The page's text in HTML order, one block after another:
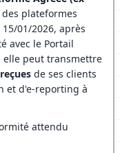
plateformes
01/2026, après
avec le Portail
elle peut transmettre
de ses clients
et d'e-reporting à
attendu